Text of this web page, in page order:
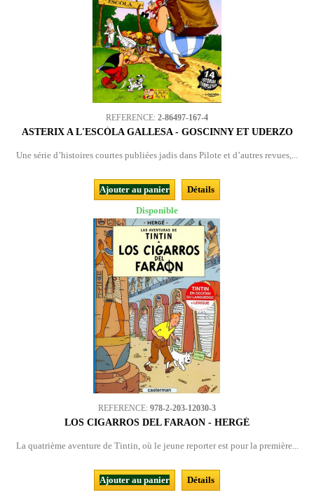
REFERENCE: 2-86497-167-4
ASTERIX A L'ESCÒLA GALLESA - GOSCINNY ET UDERZO
Une série d’histoires courtes publiées jadis dans Pilote et d’autres revues,...
Ajouter au panier
Détails
Disponible
REFERENCE: 978-2-203-12030-3
LOS CIGARROS DEL FARAON - HERGÉ
La quatrième aventure de Tintin, où le jeune reporter est pour la première...
Ajouter au panier
Détails